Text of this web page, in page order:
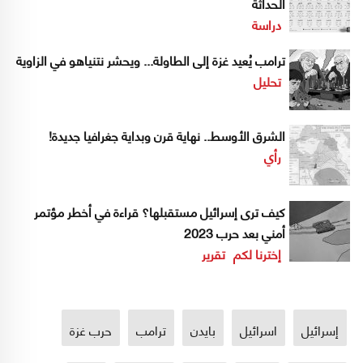
دراسة
ترامب يُعيد غزة إلى الطاولة... ويحشر نتنياهو في الزاوية
تحليل
الشرق الأوسط.. نهاية قرن وبداية جغرافيا جديدة!
رأي
كيف ترى إسرائيل مستقبلها؟ قراءة في أخطر مؤتمر
أمني بعد حرب 2023
إخترنا لكم تقرير
إسرائيل اسرائيل بايدن ترامب حرب غزة